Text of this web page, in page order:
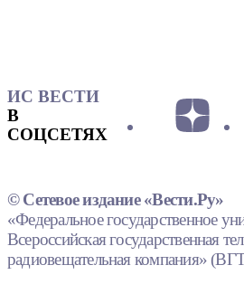
ИС ВЕСТИ
В
СОЦСЕТЯХ
© Сетевое издание «Вести.Ру»
«Федеральное государственное
Всероссийская государственная
радиовещательная компания»